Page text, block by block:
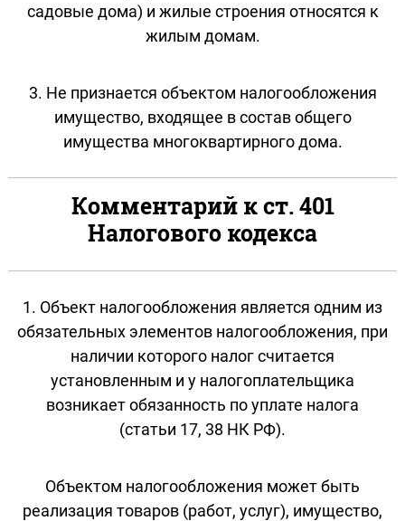
садовые дома) и жилые строения относятся к
жилым домам.
3. Не признается объектом налогообложения
имущество, входящее в состав общего
имущества многоквартирного дома.
Комментарий к ст. 401
Налогового кодекса
1. Объект налогообложения является одним из
обязательных элементов налогообложения, при
наличии которого налог считается
установленным и у налогоплательщика
возникает обязанность по уплате налога
(статьи 17, 38 НК РФ).
Объектом налогообложения может быть
реализация товаров (работ, услуг), имущество,